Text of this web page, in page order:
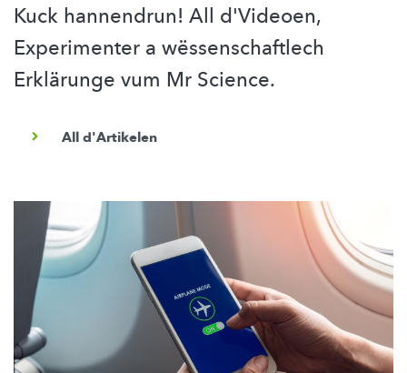
Kuck hannendrun! All d'Videoen,
Experimenter a wëssenschaftlech
Erklärunge vum Mr Science.
All d'Artikelen